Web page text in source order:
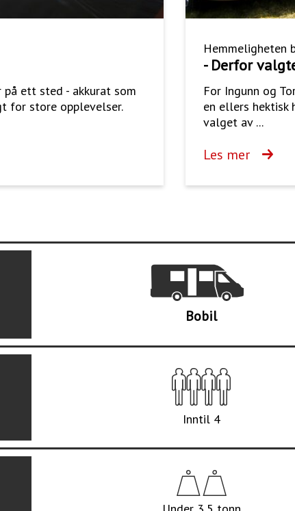
ett sted - akkurat som
for store opplevelser.
Hemmeligheten
- Derfor
For Ingunn og
en ellers hektisk
valget av ...
Les mer
Bobil
Inntil 4